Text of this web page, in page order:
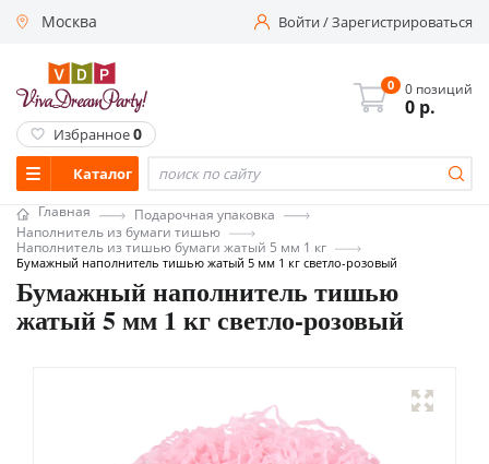
Москва Войти/Зарегистрироваться
Каталог
0 0 позиций
0 р.
Избранное0
Главная
Подарочная упаковка
Наполнитель из бумаги тишью
Наполнитель из тишью бумаги жатый 5 мм 1 кг
Бумажный наполнитель тишью жатый 5 мм 1 кг светло-розовый
Бумажный наполнитель тишью
жатый 5 мм 1 кг светло-розовый